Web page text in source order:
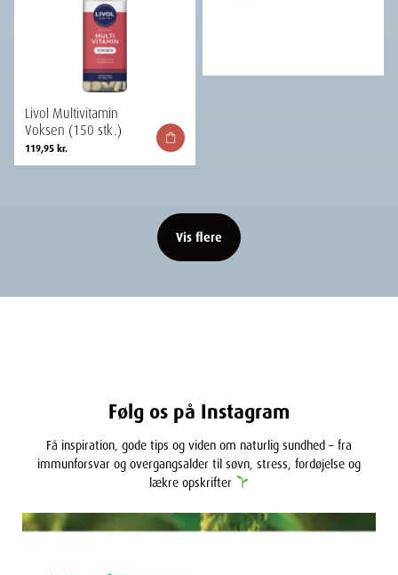
Livol Multivitamin
Voksen (150 stk.)
119,95kr.
Vis flere
Følg os på Instagram
Få inspiration, gode tips og viden om naturlig sundhed – fra
immunforsvar og overgangsalder til søvn, stress, fordøjelse og
lækre opskrifter